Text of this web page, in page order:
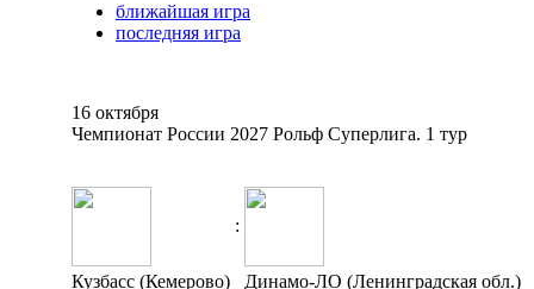
ближайшая игра
последняя игра
16 октября
Чемпионат России 2027 Рольф Суперлига. 1 тур
:
Кузбасс (Кемерово) Динамо-ЛО (Ленинградская обл.)